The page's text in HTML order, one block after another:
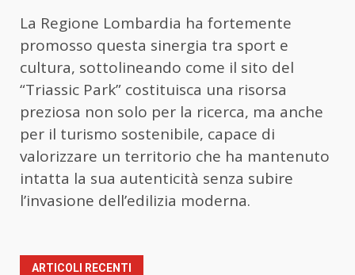
La Regione Lombardia ha fortemente
promosso questa sinergia tra sport e
cultura, sottolineando come il sito del
“Triassic Park” costituisca una risorsa
preziosa non solo per la ricerca, ma anche
per il turismo sostenibile, capace di
valorizzare un territorio che ha mantenuto
intatta la sua autenticità senza subire
l’invasione dell’edilizia moderna.
ARTICOLI RECENTI